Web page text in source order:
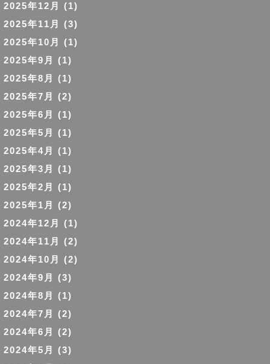
2025年12月
(1)
2025年11月
(3)
2025年10月
(1)
2025年9月
(1)
2025年8月
(1)
2025年7月
(2)
2025年6月
(1)
2025年5月
(1)
2025年4月
(1)
2025年3月
(1)
2025年2月
(1)
2025年1月
(2)
2024年12月
(1)
2024年11月
(2)
2024年10月
(2)
2024年9月
(3)
2024年8月
(1)
2024年7月
(2)
2024年6月
(2)
2024年5月
(3)